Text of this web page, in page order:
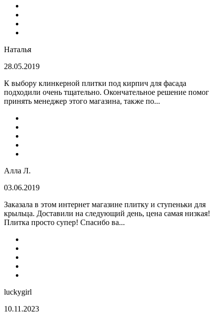
Наталья
28.05.2019
К выбору клинкерной плитки под кирпич для фасада
подходили очень тщательно. Окончательное решение помог
принять менеджер этого магазина, также по...
Алла Л.
03.06.2019
Заказала в этом интернет магазине плитку и ступеньки для
крыльца. Доставили на следующий день, цена самая низкая!
Плитка просто супер! Спасибо ва...
luckygirl
10.11.2023